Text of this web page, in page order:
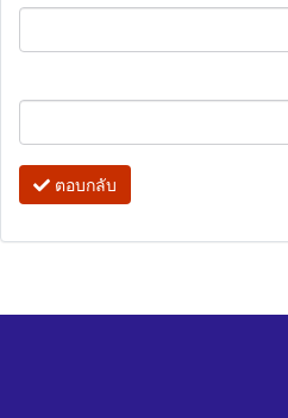
ตอบกลับ